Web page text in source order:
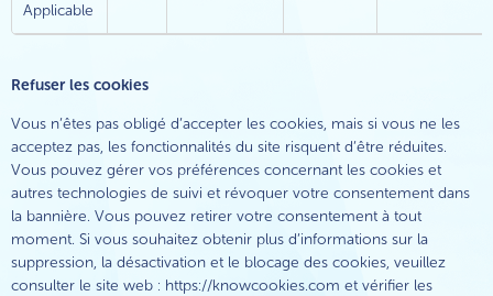
Applicable
Refuser les cookies
Vous n’êtes pas obligé d’accepter les cookies, mais si vous ne les
acceptez pas, les fonctionnalités du site risquent d’être réduites.
Vous pouvez gérer vos préférences concernant les cookies et
autres technologies de suivi et révoquer votre consentement dans
la bannière. Vous pouvez retirer votre consentement à tout
moment. Si vous souhaitez obtenir plus d’informations sur la
suppression, la désactivation et le blocage des cookies, veuillez
consulter le site web : https://knowcookies.com et vérifier les